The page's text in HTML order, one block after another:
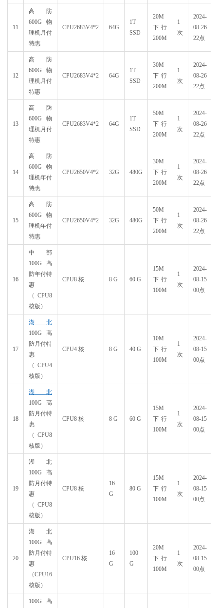
11
高防
600G物
理机月付
特惠
CPU2683V4*2 64G
1T
SSD
20M
下行
200M
1
次
2024-
08-26
22点
12
高防
600G物
理机月付
特惠
CPU2683V4*2 64G
1T
SSD
30M
下行
200M
1
次
2024-
08-26
22点
13
高防
600G物
理机月付
特惠
CPU2683V4*2 64G
1T
SSD
50M
下行
200M
1
次
2024-
08-26
22点
14
高防
600G物
理机年付
特惠
CPU2650V4*2 32G 480G
30M
下行
200M
1
次
2024-
08-26
22点
15
高防
600G物
理机年付
特惠
CPU2650V4*2 32G 480G
50M
下行
200M
1
次
2024-
08-26
22点
16
中部
100G高
防年付特
惠
（CPU8
核版）
CPU8 核 8 G 60 G
15M
下行
100M
1
次
2024-
08-15
00点
17
湖北
100G高
防月付特
惠
（CPU4
核版）
CPU4 核 8 G 40 G
10M
下行
100M
1
次
2024-
08-15
00点
18
湖北
100G高
防月付特
惠
（CPU8
核版）
CPU8 核 8 G 60 G
15M
下行
100M
1
次
2024-
08-15
00点
19
湖北
100G高
防月付特
惠
（CPU8
核版）
CPU8 核
16
G
80 G
15M
下行
100M
1
次
2024-
08-15
00点
20
湖北
100G高
防月付特
惠
（CPU16
核版）
CPU16 核
16
G
100
G
20M
下行
100M
1
次
2024-
08-15
00点
100G高